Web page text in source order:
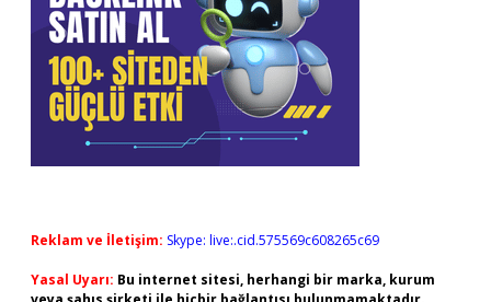
Reklam ve İletişim: Skype: live:.cid.575569c608265c69
Yasal Uyarı: Bu internet sitesi, herhangi bir marka, kurum